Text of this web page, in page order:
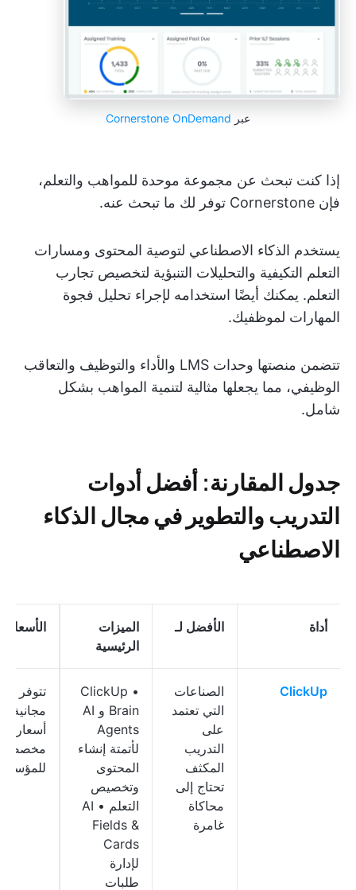
عبر Cornerstone OnDemand
إذا كنت تبحث عن مجموعة موحدة للمواهب والتعلم،
فإن Cornerstone توفر لك ما تبحث عنه.
يستخدم الذكاء الاصطناعي لتوصية المحتوى ومسارات
التعلم التكيفية والتحليلات التنبؤية لتخصيص تجارب
التعلم. يمكنك أيضًا استخدامه لإجراء تحليل فجوة
المهارات لموظفيك.
تتضمن منصتها وحدات LMS والأداء والتوظيف والتعاقب
الوظيفي، مما يجعلها مثالية لتنمية المواهب بشكل
شامل.
جدول المقارنة: أفضل أدوات
التدريب والتطوير في مجال الذكاء
الاصطناعي
أداة الأفضل لـ
الميزات
الرئيسية
الأسعار
ClickUp
الصناعات
التي تعتمد
على
التدريب
المكثف
تحتاج إلى
محاكاة
غامرة
• ClickUp
Brain و AI
Agents
لأتمتة إنشاء
المحتوى
وتخصيص
التعلم • AI
Fields &
Cards
لإدارة
طلبات
تتوفر
مجانية؛
أسعار
مخصصة